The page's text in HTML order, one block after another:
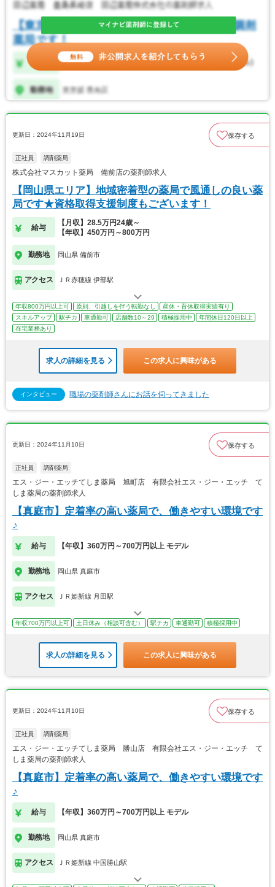
更新日：2024年11月19日 保存する
正社員 調剤薬局
株式会社マスカット薬局 備前店の薬剤師求人
【岡山県エリア】地域密着型の薬局で風通しの良い薬
局です★資格取得支援制度もございます！
給与
【月収】28.5万円24歳～
【年収】450万円～800万円
勤務地 岡山県 備前市
アクセス ＪＲ赤穂線 伊部駅
年収800万円以上可 原則、引越しを伴う転勤なし
産休・育休取得実績有り
スキルアップ
駅チカ 車通勤可 店舗数10～29 積極採用中
年間休日120日以上
在宅業務あり
求人の詳細を見る この求人に興味がある
インタビュー 職場の薬剤師さんにお話を伺ってきました
更新日：2024年11月10日 保存する
正社員 調剤薬局
エス・ジー・エッチてしま薬局 旭町店 有限会社エス・ジー・エッチ て
しま薬局の薬剤師求人
【真庭市】定着率の高い薬局で、働きやすい環境です
♪
給与 【年収】360万円～700万円以上 モデル
勤務地 岡山県 真庭市
アクセス ＪＲ姫新線 月田駅
年収700万円以上可 土日休み（相談可含む） 駅チカ 車通勤可 積極採用中
求人の詳細を見る この求人に興味がある
更新日：2024年11月10日 保存する
正社員 調剤薬局
エス・ジー・エッチてしま薬局 勝山店 有限会社エス・ジー・エッチ て
しま薬局の薬剤師求人
【真庭市】定着率の高い薬局で、働きやすい環境です
♪
給与 【年収】360万円～700万円以上 モデル
勤務地 岡山県 真庭市
アクセス ＪＲ姫新線 中国勝山駅